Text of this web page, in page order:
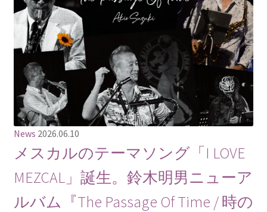
News 2026.06.10
メスカルのテーマソング「I LOVE
MEZCAL」誕生。鈴木明男ニューア
ルバム『The Passage Of Time / 時の